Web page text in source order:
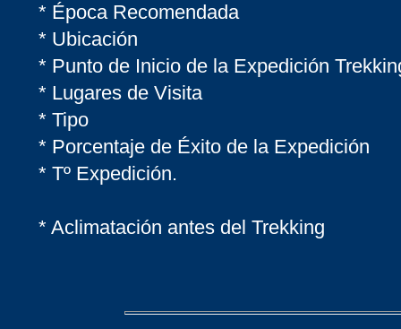
* Época Recomendada
* Ubicación
* Punto de Inicio de la Expedición
* Lugares de Visita
* Tipo
* Porcentaje de Éxito de la Expedición
* Tº Expedición.
* Aclimatación antes del Trekking